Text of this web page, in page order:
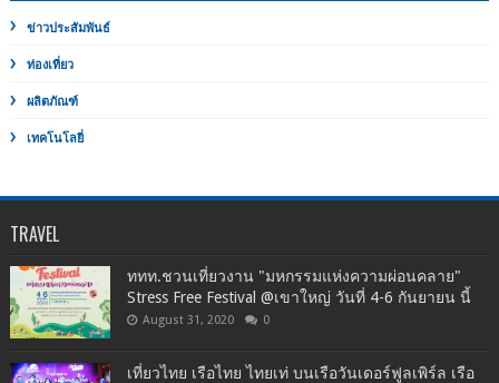
ข่าวประสัมพันธ์
ท่องเที่ยว
ผลิตภัณฑ์
เทคโนโลยี่
TRAVEL
ททท.ชวนเที่ยวงาน "มหกรรมแห่งความผ่อนคลาย"
Stress Free Festival @เขาใหญ่ วันที่ 4-6 กันยายน นี้
August 31, 2020 0
เที่ยวไทย เรือไทย ไทยเท่ บนเรือวันเดอร์ฟูลเพิร์ล เรือ